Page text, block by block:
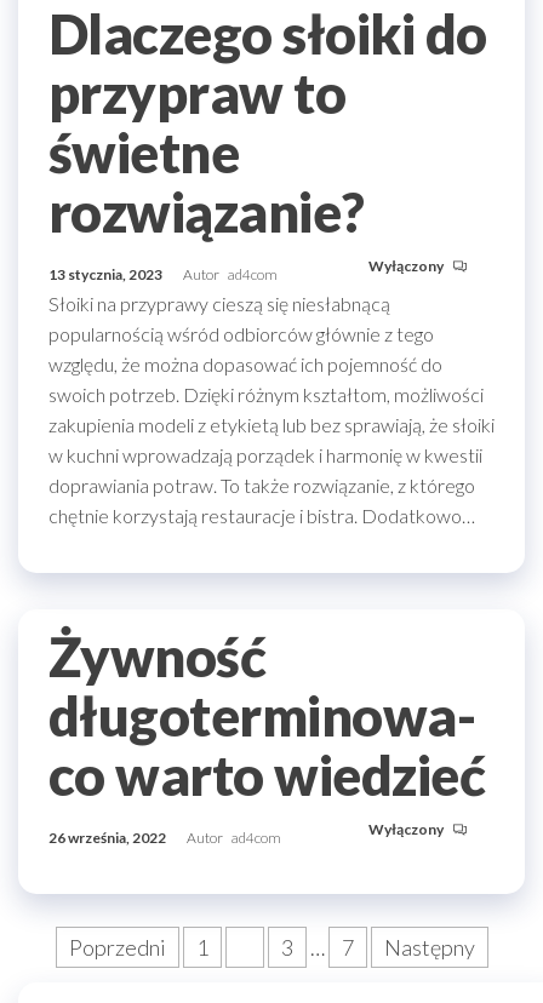
Dlaczego słoiki do
przypraw to
świetne
rozwiązanie?
13 stycznia, 2023 Autor ad4com Wyłączony
Słoiki na przyprawy cieszą się niesłabnącą
popularnością wśród odbiorców głównie z tego
względu, że można dopasować ich pojemność do
swoich potrzeb. Dzięki różnym kształtom, możliwości
zakupienia modeli z etykietą lub bez sprawiają, że słoiki
w kuchni wprowadzają porządek i harmonię w kwestii
doprawiania potraw. To także rozwiązanie, z którego
chętnie korzystają restauracje i bistra. Dodatkowo…
Żywność
długoterminowa-
co warto wiedzieć
26 września, 2022 Autor ad4com Wyłączony
Stronicowanie
Poprzedni 1 3 … 7 Następny